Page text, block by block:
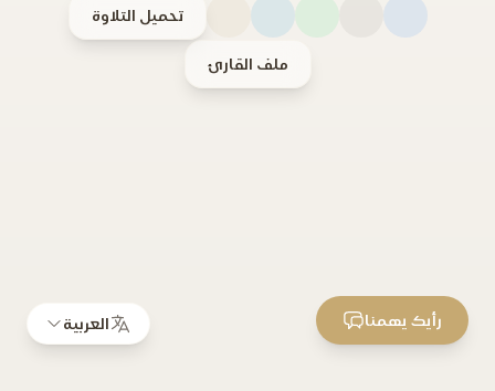
تحميل التلاوة
ملف القارئ
العربية رأيك يهمنا